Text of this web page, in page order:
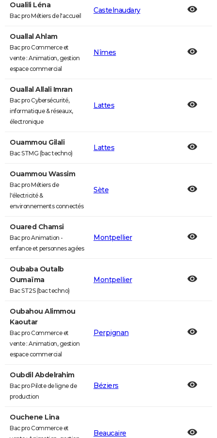
Oualili Léna
Bac pro Métiers de l'accueil
Castelnaudary
Ouallal Ahlam
Bac pro Commerce et
vente : Animation, gestion
espace commercial
Nîmes
Ouallal Allali Imran
Bac pro Cybersécurité,
informatique & réseaux,
électronique
Lattes
Ouammou Gilali
Bac STMG (bac techno)
Lattes
Ouammou Wassim
Bac pro Métiers de
l'électricité &
environnements connectés
Sète
Ouared Chamsi
Bac pro Animation -
enfance et personnes agées
Montpellier
Oubaba Outalb
Oumaïma
Bac ST2S (bac techno)
Montpellier
Oubahou Alimmou
Kaoutar
Bac pro Commerce et
vente : Animation, gestion
espace commercial
Perpignan
Oubdil Abdelrahim
Bac pro Pilote de ligne de
production
Béziers
Ouchene Lina
Bac pro Commerce et
Beaucaire